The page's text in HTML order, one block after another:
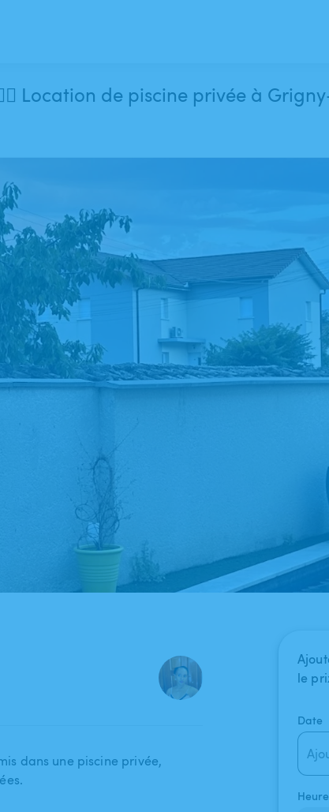
☀️ Envie de vous rafraîchir cet été ? 🏊‍♀️🌴 Location de piscine
dans une piscine privée​,​
le
Date